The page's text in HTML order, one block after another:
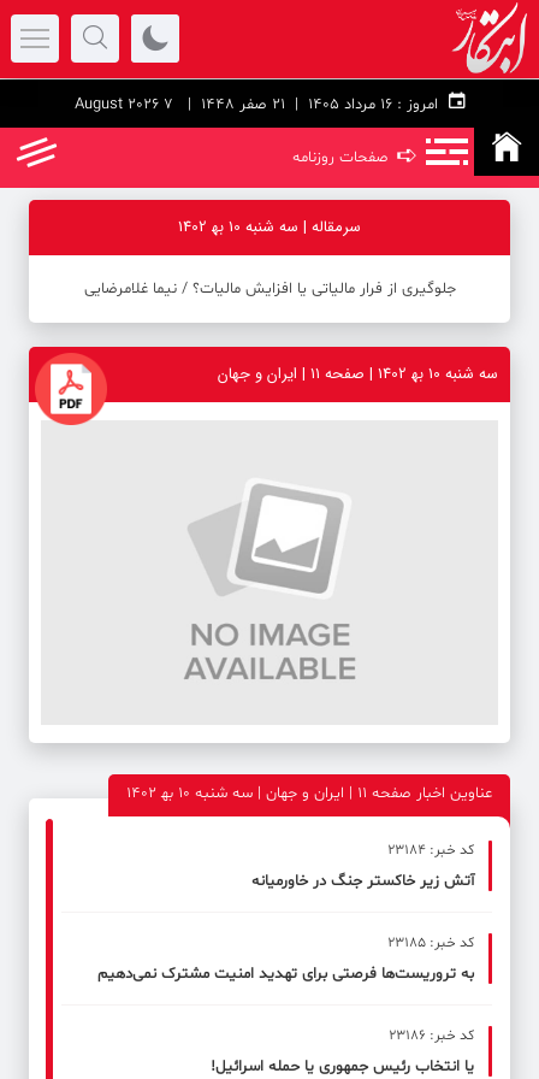
امروز : ۱۶ مرداد ۱۴۰۵ | 21 صفر 1448 | 7 August 2026
➪ صفحات روزنامه
سرمقاله | سه شنبه 10 به‍ 1402
جلوگیری از فرار مالیاتی یا افزایش مالیات؟ / نیما غلامرضایی
سه شنبه 10 به‍ 1402 | صفحه ۱۱ | ایران و جهان
عناوین اخبار صفحه ۱۱ | ایران و جهان | سه شنبه 10 به‍ 1402
کد خبر: 23184
آتش زیر خاکستر جنگ در خاورمیانه
کد خبر: 23185
به تروریست‌ها فرصتی برای تهدید امنیت مشترک نمی‌دهیم
کد خبر: 23186
یا انتخاب رئیس جمهوری یا حمله اسرائیل!